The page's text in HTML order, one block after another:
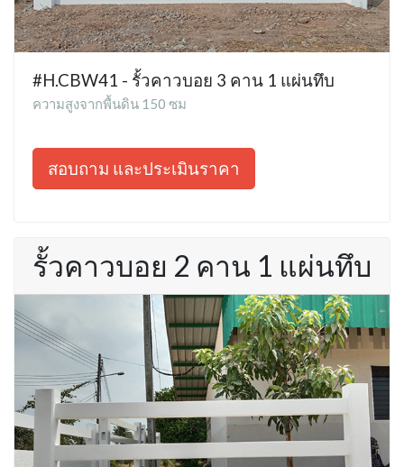
#H.CBW41 - รั้วคาวบอย 3 คาน 1 แผ่นทึบ
ความสูงจากพื้นดิน 150 ซม
สอบถาม และประเมินราคา
รั้วคาวบอย 2 คาน 1 แผ่นทึบ